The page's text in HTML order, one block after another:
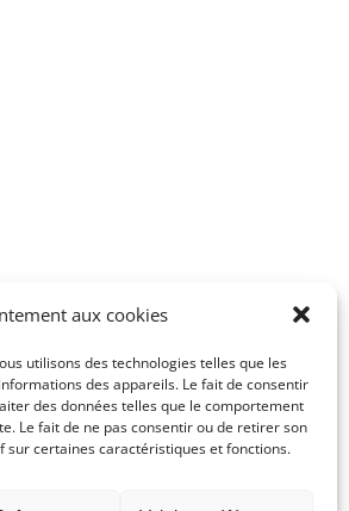
aux cookies
utilisons des technologies telles que les
des appareils. Le fait de consentir
des données telles que le comportement
Le fait de ne pas consentir ou de retirer son
certaines caractéristiques et fonctions.
un certificat d’authenticité.
d’achat.
préalable par